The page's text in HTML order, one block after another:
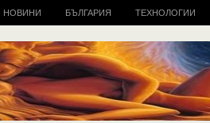
НОВИНИ БЪЛГАРИЯ ТЕХНОЛОГИИ